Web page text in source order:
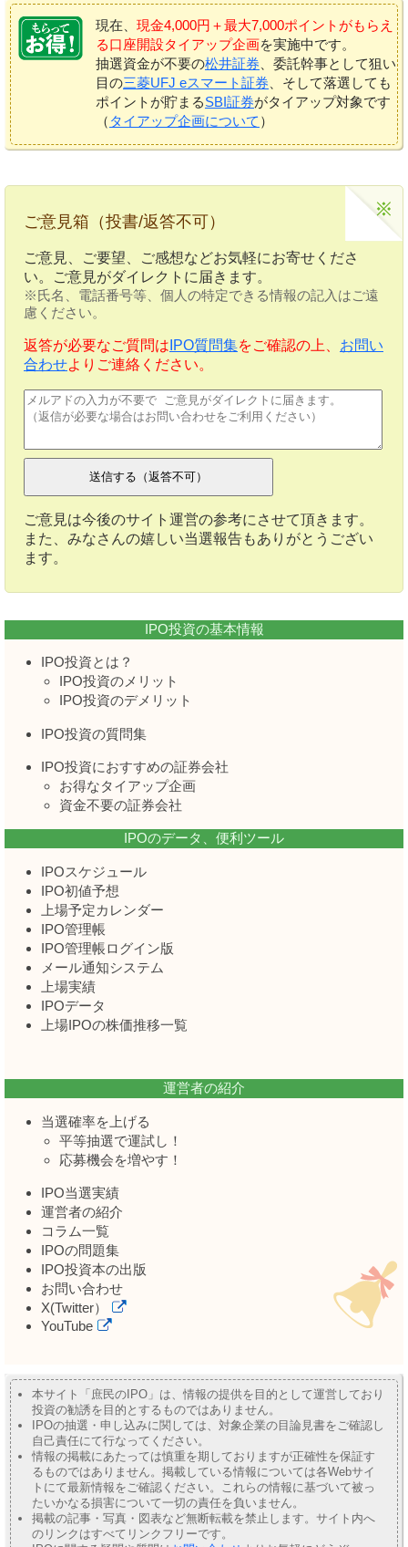
現在、 現金4,000円＋最大7,000ポイントがもらえ
る口座開設タイアップ企画を実施中です。
抽選資金が不要の松井証券、委託幹事として狙い
目の三菱UFJ eスマート証券、そして落選しても
ポイントが貯まるSBI証券がタイアップ対象です
（ タイアップ企画について ）
ご意見箱（投書/返答不可）
ご意見、ご要望、ご感想などお気軽にお寄せくださ
い。ご意見がダイレクトに届きます。
※氏名、電話番号等、個人の特定できる情報の記入はご遠
慮ください。
返答が必要なご質問は IPO質問集をご確認の上、 お問い
合わせよりご連絡ください。
ご意見は今後のサイト運営の参考にさせて頂きます。
また、みなさんの嬉しい当選報告もありがとうござい
ます。
IPO投資の基本情報
IPO投資とは？
IPO投資のメリット
IPO投資のデメリット
IPO投資の質問集
IPO投資におすすめの証券会社
お得なタイアップ企画
資金不要の証券会社
IPOのデータ、便利ツール
IPOスケジュール
IPO初値予想
上場予定カレンダー
IPO管理帳
IPO管理帳ログイン版
メール通知システム
上場実績
IPOデータ
上場IPOの株価推移一覧
運営者の紹介
当選確率を上げる
平等抽選で運試し！
応募機会を増やす！
IPO当選実績
運営者の紹介
コラム一覧
IPOの問題集
IPO投資本の出版
お問い合わせ
X(Twitter）
YouTube
本サイト「庶民のIPO」は、情報の提供を目的として運営しており
投資の勧誘を目的とするものではありません。
IPOの抽選・申し込みに関しては、対象企業の目論見書をご確認し
自己責任にて行なってください。
情報の掲載にあたっては慎重を期しておりますが正確性を保証す
るものではありません。掲載している情報については各Webサイ
トにて最新情報をご確認ください。これらの情報に基づいて被っ
たいかなる損害について一切の責任を負いません。
掲載の記事・写真・図表など無断転載を禁止します。サイト内へ
のリンクはすべてリンクフリーです。